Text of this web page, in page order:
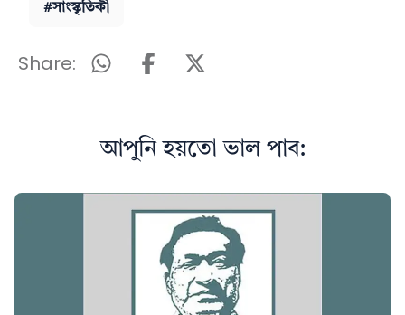
#সাংস্কৃতিকী
Share:
আপুনি হয়তো ভাল পাব: